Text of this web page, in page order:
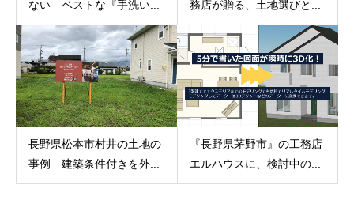
ない ベストな『手洗い... 務店が贈る、土地選びと...
長野県松本市村井の土地の
事例 建築条件付きを外...
『長野県茅野市』の工務店
エルハウスに、検討中の...